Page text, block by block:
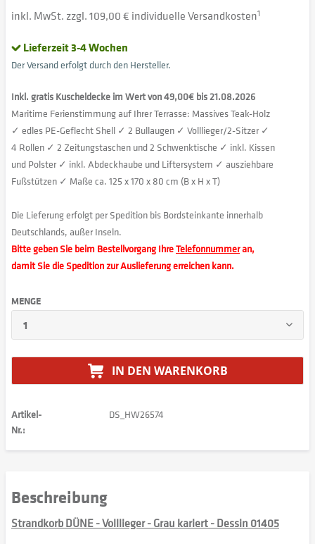
inkl. MwSt. zzgl. 109,00 € individuelle Versandkosten1
Lieferzeit 3-4 Wochen
Der Versand erfolgt durch den Hersteller.
Inkl. gratis Kuscheldecke im Wert von 49,00€ bis 21.08.2026
Maritime Ferienstimmung auf Ihrer Terrasse: Massives Teak-Holz
✓ edles PE-Geflecht Shell ✓ 2 Bullaugen ✓ Volllieger/2-Sitzer ✓
4 Rollen ✓ 2 Zeitungstaschen und 2 Schwenktische ✓ inkl. Kissen
und Polster ✓ inkl. Abdeckhaube und Liftersystem ✓ ausziehbare
Fußstützen ✓ Maße ca. 125 x 170 x 80 cm (B x H x T)
Die Lieferung erfolgt per Spedition bis Bordsteinkante innerhalb
Deutschlands, außer Inseln.
Bitte geben Sie beim Bestellvorgang IhreTelefonnummeran,
damit Sie die Spedition zur Auslieferung erreichen kann.
MENGE
IN DEN WARENKORB
Artikel-
Nr.:
DS_HW26574
Beschreibung
Strandkorb DÜNE - Volllieger - Grau kariert - Dessin 01405